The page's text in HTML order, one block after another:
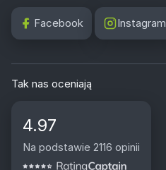
Facebook Instagram
Tak nas oceniają
4.97
Na podstawie 2116 opinii